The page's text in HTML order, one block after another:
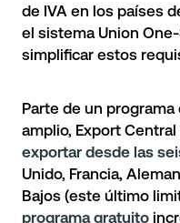
de IVA en los países
el sistema Union
simplificar estos
Parte de un
amplio, Export
exportar desde las
Unido, Francia,
Bajos (este último
programa gratuito